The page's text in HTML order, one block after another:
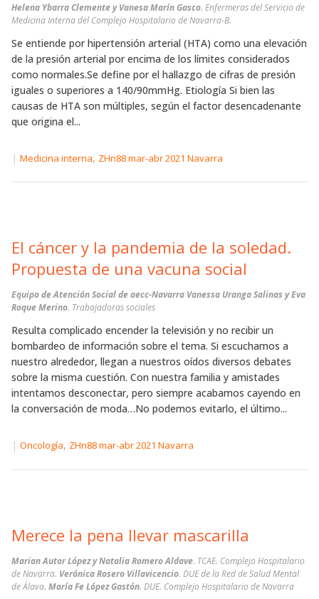
Helena Ybarra Clemente y Vanesa Marín Gasco. Enfermeras del Servicio de
Medicina Interna del Complejo Hospitalario de Navarra-B.
Se entiende por hipertensión arterial (HTA) como una elevación
de la presión arterial por encima de los límites considerados
como normales.Se define por el hallazgo de cifras de presión
iguales o superiores a 140/90mmHg. Etiología Si bien las
causas de HTA son múltiples, según el factor desencadenante
que origina el...
| Medicina interna, ZHn88 mar-abr 2021 Navarra
El cáncer y la pandemia de la soledad.
Propuesta de una vacuna social
Equipo de Atención Social de aecc-Navarra Vanessa Uranga Salinas y Eva
Roque Merino. Trabajadoras sociales
Resulta complicado encender la televisión y no recibir un
bombardeo de información sobre el tema. Si escuchamos a
nuestro alrededor, llegan a nuestros oídos diversos debates
sobre la misma cuestión. Con nuestra familia y amistades
intentamos desconectar, pero siempre acabamos cayendo en
la conversación de moda…No podemos evitarlo, el último...
| Oncología, ZHn88 mar-abr 2021 Navarra
Merece la pena llevar mascarilla
Marian Autor López y Natalia Romero Aldave. TCAE. Complejo Hospitalario
de Navarra. Verónica Rosero Villavicencio. DUE de la Red de Salud Mental
de Álava. María Fe López Gastón. DUE. Complejo Hospitalario de Navarra